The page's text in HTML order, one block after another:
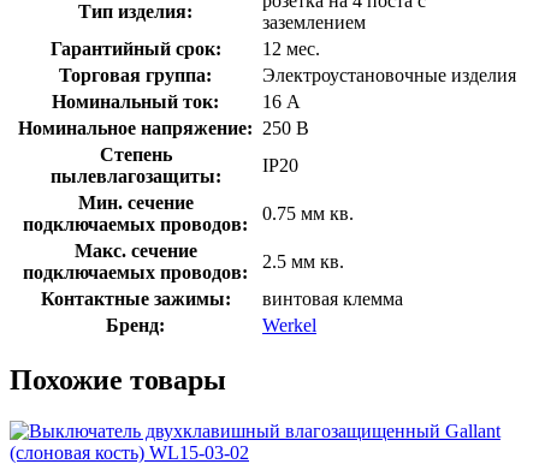
Тип изделия:
заземлением
Гарантийный срок:
12 мес.
Торговая группа:
Электроустановочные изделия
Номинальный ток:
16 А
Номинальное напряжение: 250 В
Степень
пылевлагозащиты:
IP20
Мин. сечение
подключаемых проводов:
0.75 мм кв.
Макс. сечение
подключаемых проводов:
2.5 мм кв.
Контактные зажимы:
винтовая клемма
Бренд:
Werkel
Похожие товары